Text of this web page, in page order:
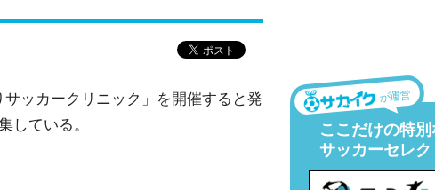
ッカークリニック」を開催すると発
している。
が運営
ここだけの特
サッカーセレク